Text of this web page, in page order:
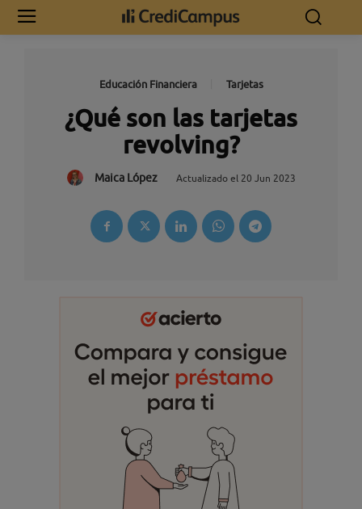
Educación Financiera Tarjetas
¿Qué son las tarjetas
revolving?
Maica López Actualizado el 20 Jun 2023